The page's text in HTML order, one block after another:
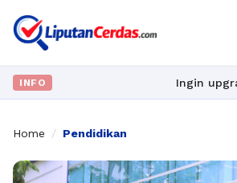
INFO Ingin upgrade skill
Home / Pendidikan